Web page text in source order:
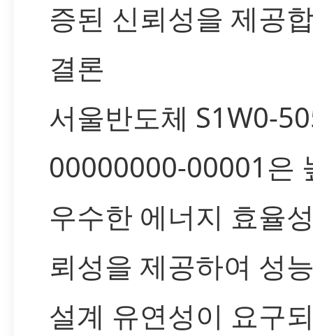
증된 신뢰성을 제공
결론
서울반도체 S1W0-
00000000-00001은
우수한 에너지 효율
뢰성을 제공하여 성
설계 유연성이 요구